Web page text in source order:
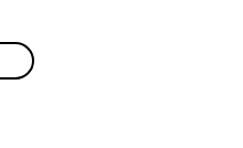
und Freitag